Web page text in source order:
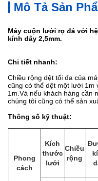
Mô Tả Sản
Máy cuộn lưới rọ đá với
kính dây 2,5mm.
Chi tiết nhanh:
Chiều rộng dệt tối đa của
cũng có thể dệt một lưới
1m.Và nếu khách hàng cần
chúng tôi cũng có thể sản
Thông số kỹ thuật:
Phong
cách
Kích
thước
lưới
Chiều
rộng